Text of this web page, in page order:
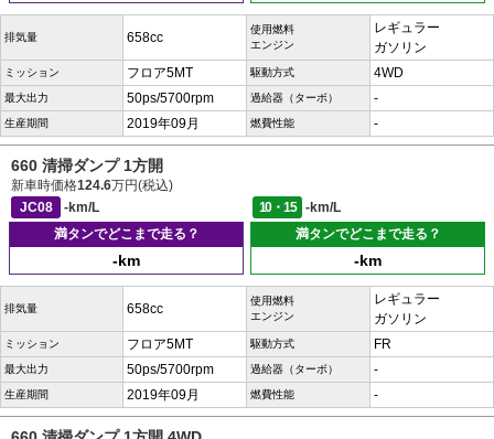
排気量 658cc
使用燃料
エンジン
レギュラー
ガソリン
ミッション フロア5MT 駆動方式 4WD
最大出力 50ps/5700rpm 過給器（ターボ） -
生産期間 2019年09月 燃費性能 -
660 清掃ダンプ 1方開
新車時価格124.6万円(税込)
JC08
-km/L 10・15
-km/L
満タンでどこまで走る？
-km
満タンでどこまで走る？
-km
排気量 658cc
使用燃料
エンジン
レギュラー
ガソリン
ミッション フロア5MT 駆動方式 FR
最大出力 50ps/5700rpm 過給器（ターボ） -
生産期間 2019年09月 燃費性能 -